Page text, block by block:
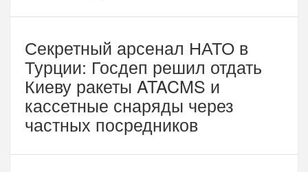
Секретный арсенал НАТО в
Турции: Госдеп решил отдать
Киеву ракеты ATACMS и
кассетные снаряды через
частных посредников